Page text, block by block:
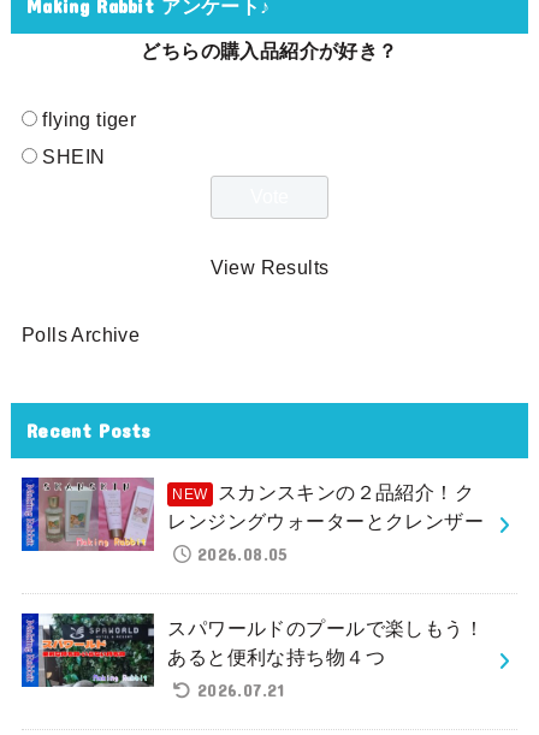
Making Rabbit アンケート♪
どちらの購入品紹介が好き？
flying tiger
SHEIN
View Results
Polls Archive
Recent Posts
スカンスキンの２品紹介！ク
レンジングウォーターとクレンザー
2026.08.05
スパワールドのプールで楽しもう！
あると便利な持ち物４つ
2026.07.21